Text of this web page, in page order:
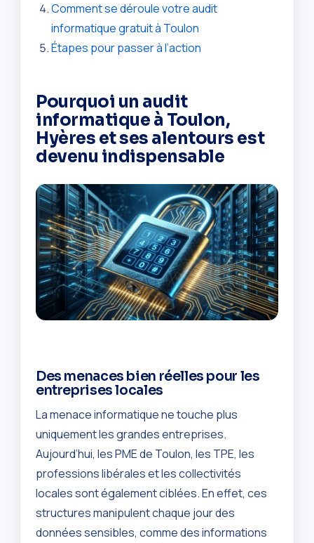
Comment se déroule votre audit
informatique gratuit à Toulon
Étapes pour passer à l’action
Pourquoi un audit
informatique à Toulon,
Hyères et ses alentours est
devenu indispensable
Des menaces bien réelles pour les
entreprises locales
La menace informatique ne touche plus
uniquement les grandes entreprises.
Aujourd’hui, les PME de Toulon, les TPE, les
professions libérales et les collectivités
locales sont également ciblées. En effet, ces
structures manipulent chaque jour des
données sensibles, comme des informations